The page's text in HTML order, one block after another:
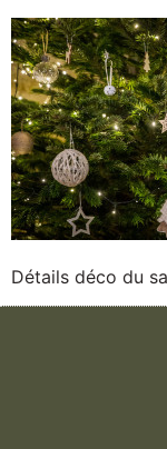
Détails déco du